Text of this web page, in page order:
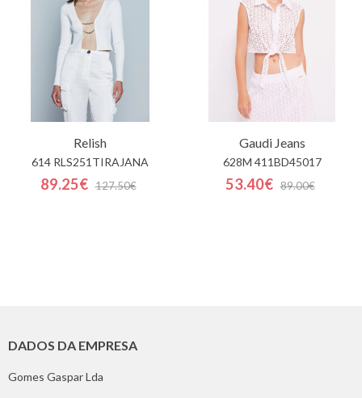
Relish
614 RLS251TIRAJANA
89.25€ 127.50€
Gaudi Jeans
628M 411BD45017
53.40€ 89.00€
DADOS DA EMPRESA
Gomes Gaspar Lda